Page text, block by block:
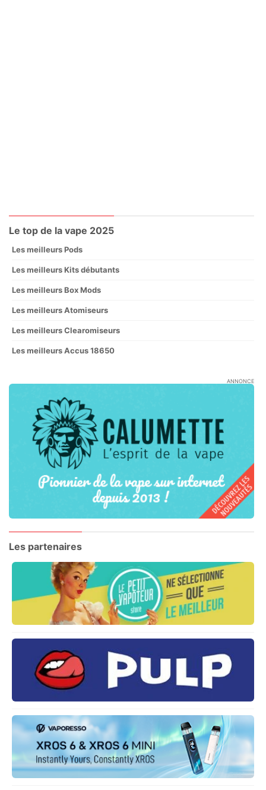
Le top de la vape 2025
Les meilleurs Pods
Les meilleurs Kits débutants
Les meilleurs Box Mods
Les meilleurs Atomiseurs
Les meilleurs Clearomiseurs
Les meilleurs Accus 18650
ANNONCE
Les partenaires